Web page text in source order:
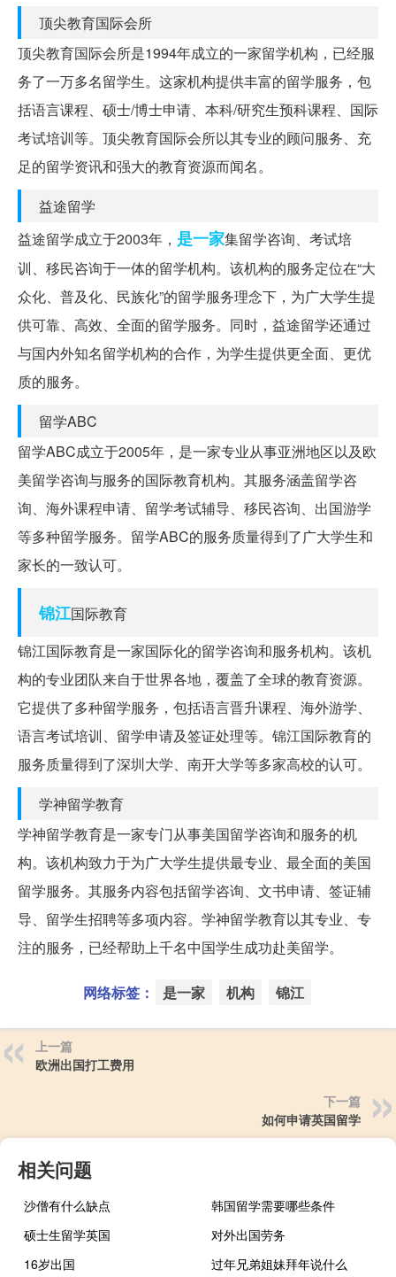
顶尖教育国际会所
顶尖教育国际会所是1994年成立的一家留学机构，已经服
务了一万多名留学生。这家机构提供丰富的留学服务，包
括语言课程、硕士/博士申请、本科/研究生预科课程、国际
考试培训等。顶尖教育国际会所以其专业的顾问服务、充
足的留学资讯和强大的教育资源而闻名。
益途留学
益途留学成立于2003年， 是一家集留学咨询、考试培
训、移民咨询于一体的留学机构。该机构的服务定位在“大
众化、普及化、民族化”的留学服务理念下，为广大学生提
供可靠、高效、全面的留学服务。同时，益途留学还通过
与国内外知名留学机构的合作，为学生提供更全面、更优
质的服务。
留学ABC
留学ABC成立于2005年，是一家专业从事亚洲地区以及欧
美留学咨询与服务的国际教育机构。其服务涵盖留学咨
询、海外课程申请、留学考试辅导、移民咨询、出国游学
等多种留学服务。留学ABC的服务质量得到了广大学生和
家长的一致认可。
锦江国际教育
锦江国际教育是一家国际化的留学咨询和服务机构。该机
构的专业团队来自于世界各地，覆盖了全球的教育资源。
它提供了多种留学服务，包括语言晋升课程、海外游学、
语言考试培训、留学申请及签证处理等。锦江国际教育的
服务质量得到了深圳大学、南开大学等多家高校的认可。
学神留学教育
学神留学教育是一家专门从事美国留学咨询和服务的机
构。该机构致力于为广大学生提供最专业、最全面的美国
留学服务。其服务内容包括留学咨询、文书申请、签证辅
导、留学生招聘等多项内容。学神留学教育以其专业、专
注的服务，已经帮助上千名中国学生成功赴美留学。
网络标签： 是一家 机构 锦江
上一篇
欧洲出国打工费用
下一篇
如何申请英国留学
相关问题
沙僧有什么缺点
韩国留学需要哪些条件
硕士生留学英国
对外出国劳务
16岁出国
过年兄弟姐妹拜年说什么